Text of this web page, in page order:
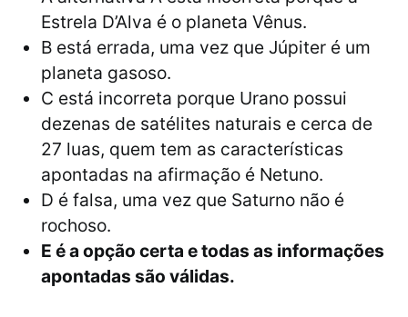
Estrela D’Alva é o planeta Vênus.
B está errada, uma vez que Júpiter é um
planeta gasoso.
C está incorreta porque Urano possui
dezenas de satélites naturais e cerca de
27 luas, quem tem as características
apontadas na afirmação é Netuno.
D é falsa, uma vez que Saturno não é
rochoso.
E é a opção certa e todas as informações
apontadas são válidas.